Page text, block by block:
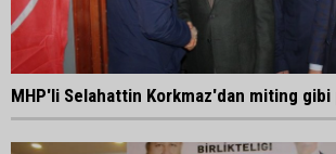
MHP'li Selahattin Korkmaz'dan miting gibi